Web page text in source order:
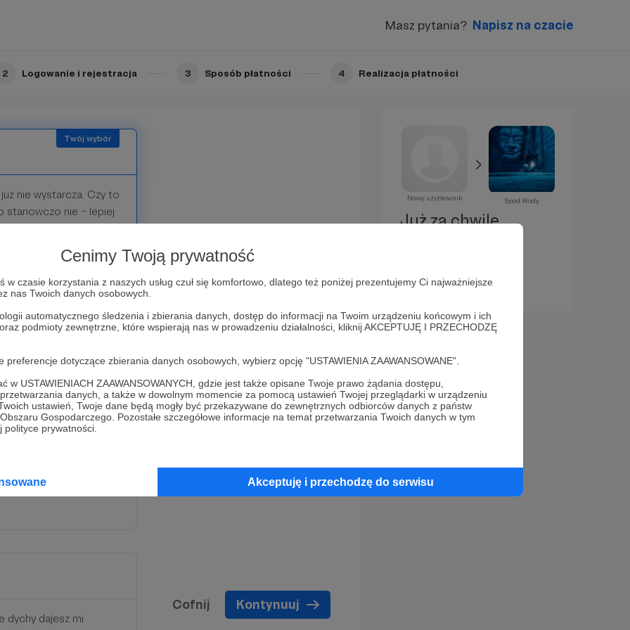
Cenimy Twoją prywatność
w czasie korzystania z naszych usług czuł się komfortowo, dlatego też poniżej prezentujemy Ci najważniejsze
nas Twoich danych osobowych.
automatycznego śledzenia i zbierania danych, dostęp do informacji na Twoim urządzeniu końcowym i ich
podmioty zewnętrzne, które wspierają nas w prowadzeniu działalności, kliknij AKCEPTUJĘ I PRZECHODZĘ
dotyczące zbierania danych osobowych, wybierz opcję "USTAWIENIA ZAAWANSOWANE".
w USTAWIENIACH ZAAWANSOWANYCH, gdzie jest także opisane Twoje prawo żądania dostępu,
danych, a także w dowolnym momencie za pomocą ustawień Twojej przeglądarki w urządzeniu
ustawień, Twoje dane będą mogły być przekazywane do zewnętrznych odbiorców danych z państw
Gospodarczego. Pozostałe szczegółowe informacje na temat przetwarzania Twoich danych w tym
prywatności.
Akceptuję i przechodzę do serwisu
Masz pytania? Napisz na czacie
2 Logowanie i rejestracja 3 Sposób płatności 4 Realizacja płatności
nie wystarcza. Czy to
stanowczo nie – lepiej
wszyscy chyba najlepiej
to, co w
dychy dajesz mi
Cofnij Kontynuuj
Nowy użytkownik Spod Wody
Już za chwilę